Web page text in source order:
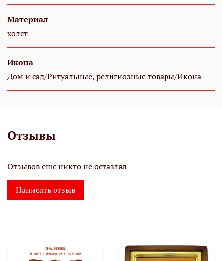
Материал
холст
Икона
Дом и сад/Ритуальные, религиозные товары/Икона
Отзывы
Отзывов еще никто не оставлял
Написать отзыв